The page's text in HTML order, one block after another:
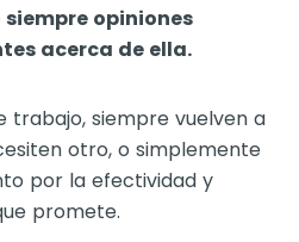
opiniones
acerca de ella.
trabajo, siempre vuelven a
otro, o simplemente
por la efectividad y
promete.